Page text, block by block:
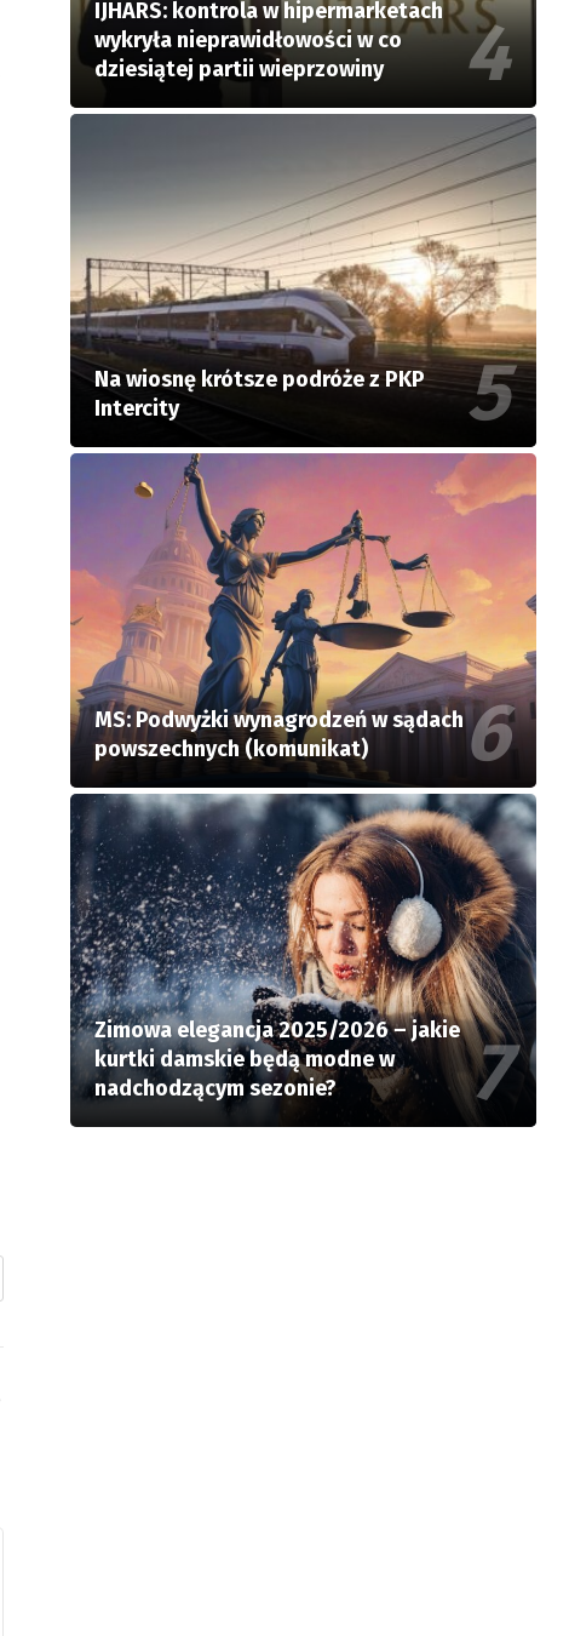
IJHARS: kontrola w hipermarketach
wykryła nieprawidłowości w co
dziesiątej partii wieprzowiny
Na wiosnę krótsze podróże z PKP
Intercity
MS: Podwyżki wynagrodzeń w sądach
powszechnych (komunikat)
Zimowa elegancja 2025/2026 – jakie
kurtki damskie będą modne w
nadchodzącym sezonie?